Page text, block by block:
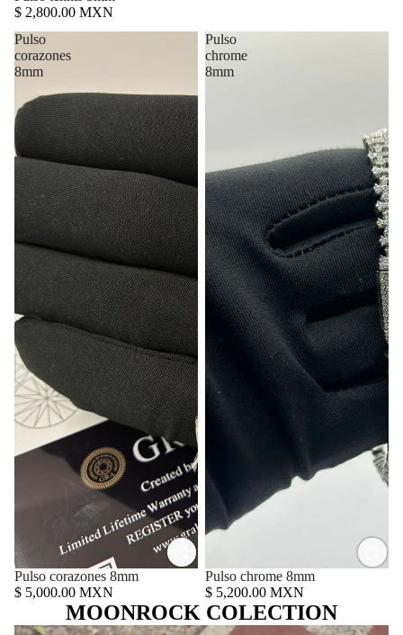
$ 2,800.00 MXN
Pulso
corazones
8mm
Pulso corazones 8mm
$ 5,000.00 MXN
Pulso
chrome
8mm
Pulso chrome 8mm
$ 5,200.00 MXN
MOONROCK COLECTION